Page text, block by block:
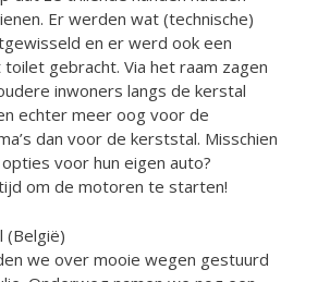
Er werden wat (technische)
en er werd ook een
gebracht. Via het raam zagen
inwoners langs de kerstal
echter meer oog voor de
dan voor de kerststal. Misschien
voor hun eigen auto?
om de motoren te starten!
(België)
we over mooie wegen gestuurd